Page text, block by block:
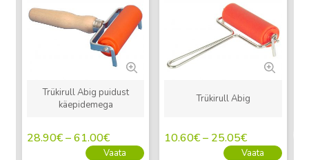
Trükirull Abig puidust
käepidemega
28.90€–61.00€
Vaata
Trükirull Abig
10.60€– 25.05€
Vaata